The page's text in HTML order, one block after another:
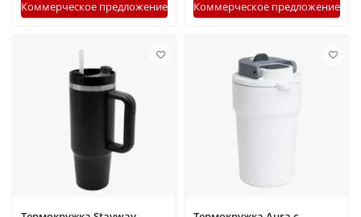
Коммерческое предложение Коммерческое предложение